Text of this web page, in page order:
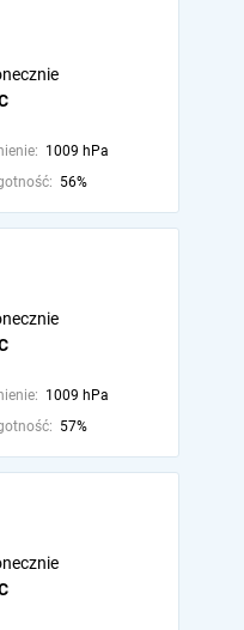
1009 hPa
56%
1009 hPa
57%